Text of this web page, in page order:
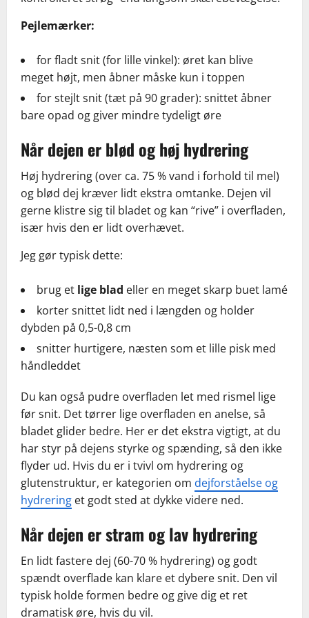
Pejlemærker:
for fladt snit (for lille vinkel): øret kan blive
meget højt, men åbner måske kun i toppen
for stejlt snit (tæt på 90 grader): snittet åbner
bare opad og giver mindre tydeligt øre
Når dejen er blød og høj hydrering
Høj hydrering (over ca. 75 % vand i forhold til mel)
og blød dej kræver lidt ekstra omtanke. Dejen vil
gerne klistre sig til bladet og kan “rive” i overfladen,
især hvis den er lidt overhævet.
Jeg gør typisk dette:
brug et lige blad eller en meget skarp buet lamé
korter snittet lidt ned i længden og holder
dybden på 0,5-0,8 cm
snitter hurtigere, næsten som et lille pisk med
håndleddet
Du kan også pudre overfladen let med rismel lige
før snit. Det tørrer lige overfladen en anelse, så
bladet glider bedre. Her er det ekstra vigtigt, at du
har styr på dejens styrke og spænding, så den ikke
flyder ud. Hvis du er i tvivl om hydrering og
glutenstruktur, er kategorien om dejforståelse og
hydrering et godt sted at dykke videre ned.
Når dejen er stram og lav hydrering
En lidt fastere dej (60-70 % hydrering) og godt
spændt overflade kan klare et dybere snit. Den vil
typisk holde formen bedre og give dig et ret
dramatisk øre, hvis du vil.